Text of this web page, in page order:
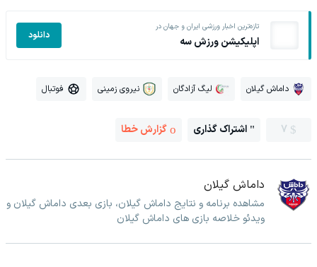
تازه‌ترین اخبار ورزشی ایران و جهان در
اپلیکیشن ورزش سه دانلود
داماش گیلان لیگ آزادگان نیروی زمینی فوتبال
7 اشتراک گذاری گزارش خطا
داماش گیلان
مشاهده برنامه و نتایج داماش گیلان، بازی بعدی داماش گیلان و
ویدئو خلاصه بازی های داماش گیلان